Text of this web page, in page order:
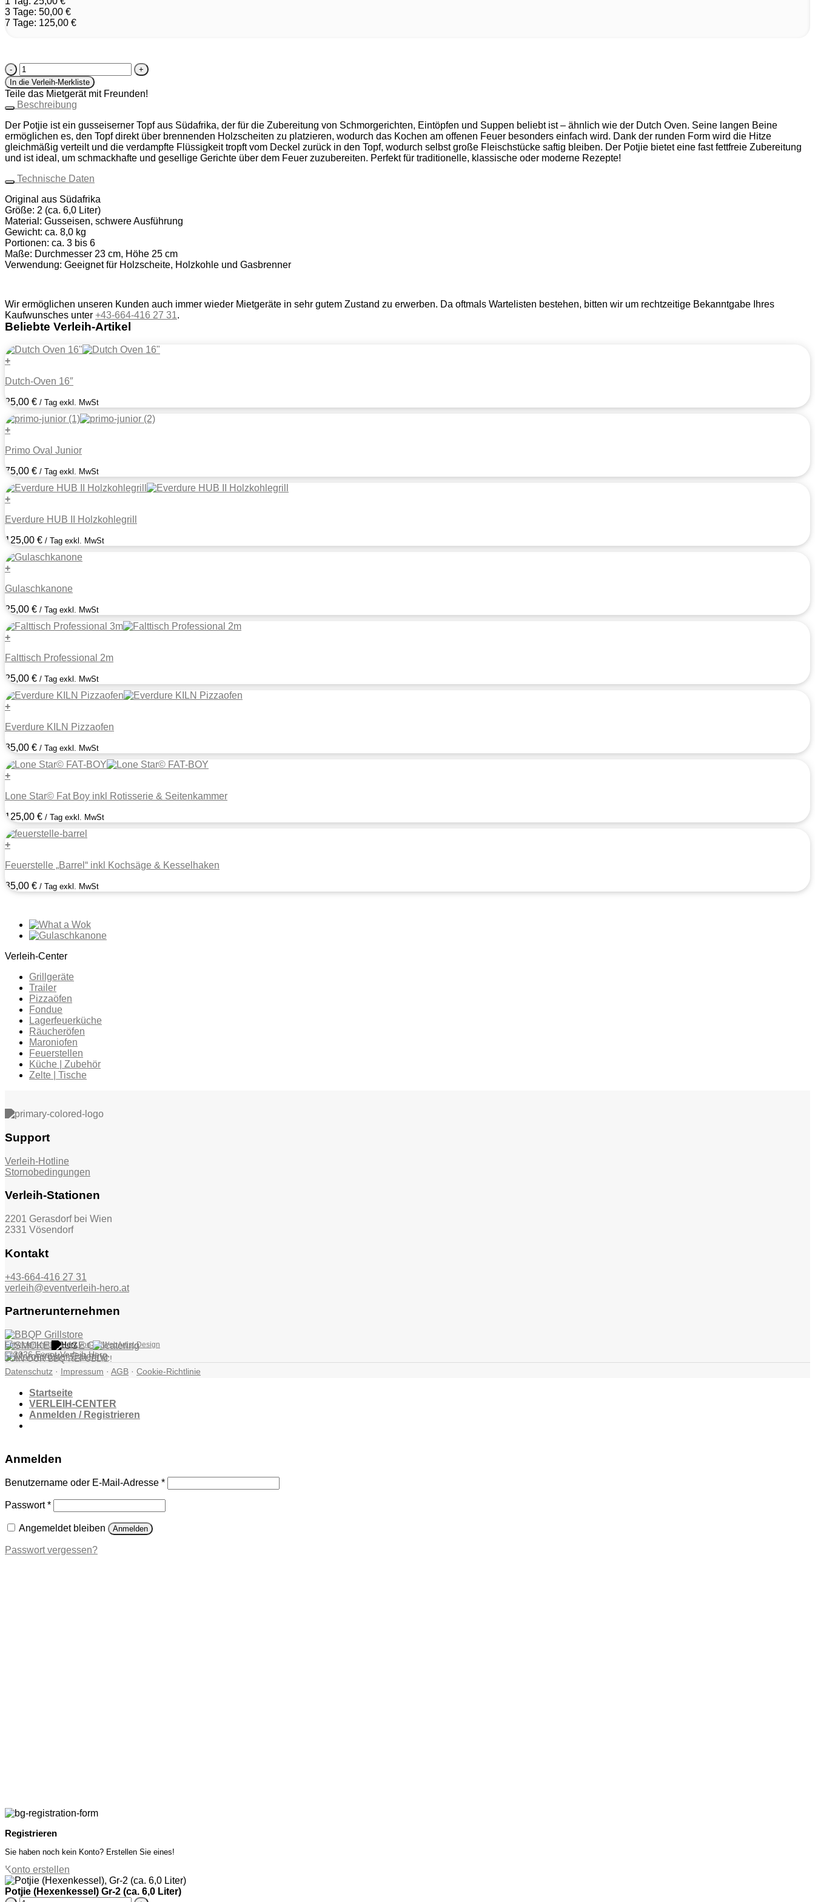
3 Tage: 50,00 €
7 Tage: 125,00 €
Potjie
(Hexenkessel)
Gr-
2
(ca.
6,0
Liter)
Menge
In die Verleih-Merkliste
Teile das Mietgerät mit Freunden!
Beschreibung
Der Potjie ist ein gusseiserner Topf aus Südafrika, der für die Zubereitung von Schmorgerichten, Eintöpfen und Suppen beliebt ist – ähnlich wie der Dutch Oven. Seine langen Beine
ermöglichen es, den Topf direkt über brennenden Holzscheiten zu platzieren, wodurch das Kochen am offenen Feuer besonders einfach wird. Dank der runden Form wird die Hitze
gleichmäßig verteilt und die verdampfte Flüssigkeit tropft vom Deckel zurück in den Topf, wodurch selbst große Fleischstücke saftig bleiben. Der Potjie bietet eine fast fettfreie Zubereitung
und ist ideal, um schmackhafte und gesellige Gerichte über dem Feuer zuzubereiten. Perfekt für traditionelle, klassische oder moderne Rezepte!
Technische Daten
Original aus Südafrika
Größe: 2 (ca. 6,0 Liter)
Material: Gusseisen, schwere Ausführung
Gewicht: ca. 8,0 kg
Portionen: ca. 3 bis 6
Maße: Durchmesser 23 cm, Höhe 25 cm
Verwendung: Geeignet für Holzscheite, Holzkohle und Gasbrenner
Wir ermöglichen unseren Kunden auch immer wieder Mietgeräte in sehr gutem Zustand zu erwerben. Da oftmals Wartelisten bestehen, bitten wir um rechtzeitige Bekanntgabe Ihres
Kaufwunsches unter +43-664-416 27 31.
Beliebte Verleih-Artikel
+
Dutch-Oven 16″
25,00 € / Tag exkl. MwSt
+
Primo Oval Junior
75,00 € / Tag exkl. MwSt
+
Everdure HUB II Holzkohlegrill
125,00 € / Tag exkl. MwSt
+
Gulaschkanone
25,00 € / Tag exkl. MwSt
+
Falttisch Professional 2m
25,00 € / Tag exkl. MwSt
+
Everdure KILN Pizzaofen
35,00 € / Tag exkl. MwSt
+
Lone Star© Fat Boy inkl Rotisserie & Seitenkammer
125,00 € / Tag exkl. MwSt
+
Feuerstelle „Barrel“ inkl Kochsäge & Kesselhaken
35,00 € / Tag exkl. MwSt
Verleih-Center
Grillgeräte
Trailer
Pizzaöfen
Fondue
Lagerfeuerküche
Räucheröfen
Maroniofen
Feuerstellen
Küche | Zubehör
Zelte | Tische
Support
Verleih-Hotline
Stornobedingungen
Verleih-Stationen
2201 Gerasdorf bei Wien
2331 Vösendorf
Kontakt
+43-664-416 27 31
verleih@eventverleih-hero.at
Partnerunternehmen
© 2026 Event-Verleih Hero.
Datenschutz · Impressum · AGB · Cookie-Richtlinie
JOIN OUR BBQ REPUBLIC!
Entwickelt mit von
Startseite
VERLEIH-CENTER
Anmelden / Registrieren
Anmelden
Benutzername oder E-Mail-Adresse *Erforderlich
Passwort*Erforderlich
Angemeldet bleiben Anmelden
Passwort vergessen?
Registrieren
Sie haben noch kein Konto? Erstellen Sie eines!
Konto erstellen
Potjie (Hexenkessel) Gr-2 (ca. 6,0 Liter)